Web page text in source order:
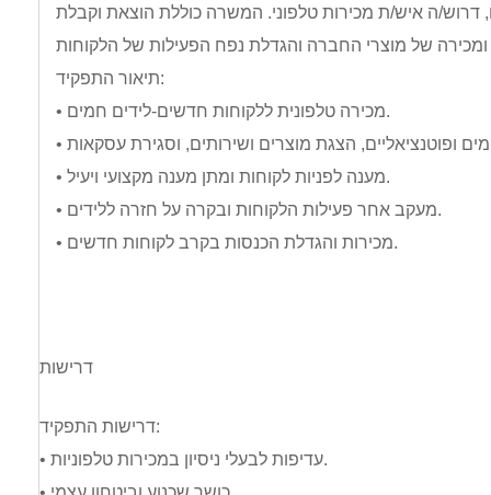
ה איש/ת מכירות טלפוני. המשרה כוללת הוצאת וקבלת
תיאור התפקיד:
• מכירה טלפונית ללקוחות חדשים-לידים חמים.
• מענה לפניות לקוחות ומתן מענה מקצועי ויעיל.
• מעקב אחר פעילות הלקוחות ובקרה על חזרה ללידים.
• מכירות והגדלת הכנסות בקרב לקוחות חדשים.
דרישות
דרישות התפקיד:
• עדיפות לבעלי ניסיון במכירות טלפוניות.